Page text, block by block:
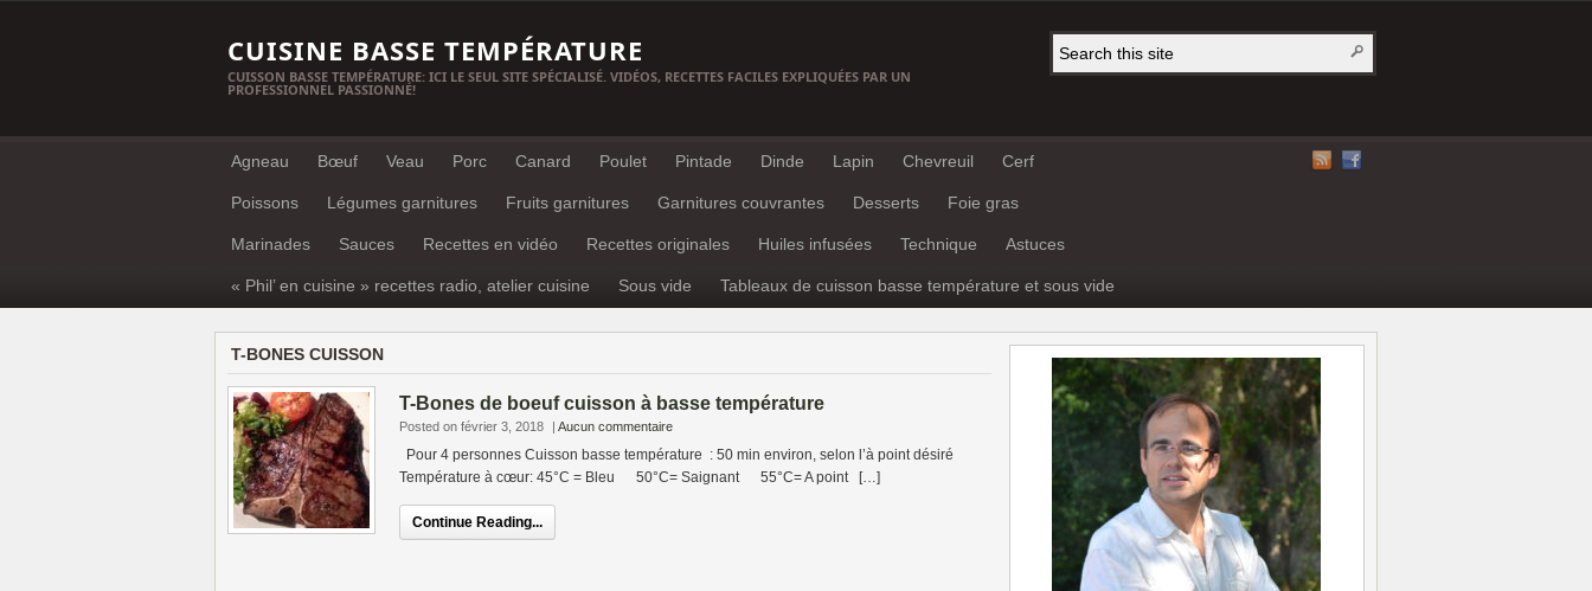
CUISINE BASSE TEMPÉRATURE
CUISSON BASSE TEMPÉRATURE: ICI LE SEUL SITE SPÉCIALISÉ. VIDÉOS, RECETTES FACILES EXPLIQUÉES PAR UN
PROFESSIONNEL PASSIONNÉ!
Agneau Bœuf Veau Porc Canard Poulet Pintade Dinde Lapin Chevreuil Cerf
Poissons Légumes garnitures Fruits garnitures Garnitures couvrantes Desserts Foie gras
Marinades Sauces Recettes en vidéo Recettes originales Huiles infusées Technique Astuces
« Phil’ en cuisine » recettes radio, atelier cuisine Sous vide Tableaux de cuisson basse température et sous vide
T-BONES CUISSON
T-Bones de boeuf cuisson à basse température
Posted on février 3, 2018 | Aucun commentaire
Pour 4 personnes Cuisson basse température : 50 min environ, selon l’à point désiré
Température à cœur: 45°C = Bleu 50°C= Saignant 55°C= A point […]
Continue Reading...